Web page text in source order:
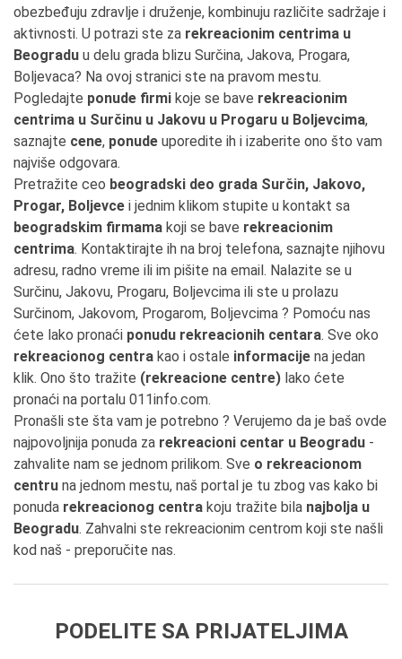
obezbeđuju zdravlje i druženje, kombinuju različite sadržaje i
aktivnosti. U potrazi ste za rekreacionim centrima u
Beogradu u delu grada blizu Surčina, Jakova, Progara,
Boljevaca? Na ovoj stranici ste na pravom mestu.
Pogledajte ponude firmi koje se bave rekreacionim
centrima u Surčinu u Jakovu u Progaru u Boljevcima,
saznajte cene, ponude uporedite ih i izaberite ono što vam
najviše odgovara.
Pretražite ceo beogradski deo grada Surčin, Jakovo,
Progar, Boljevce i jednim klikom stupite u kontakt sa
beogradskim firmama koji se bave rekreacionim
centrima. Kontaktirajte ih na broj telefona, saznajte njihovu
adresu, radno vreme ili im pišite na email. Nalazite se u
Surčinu, Jakovu, Progaru, Boljevcima ili ste u prolazu
Surčinom, Jakovom, Progarom, Boljevcima ? Pomoću nas
ćete lako pronaći ponudu rekreacionih centara. Sve oko
rekreacionog centra kao i ostale informacije na jedan
klik. Ono što tražite (rekreacione centre) lako ćete
pronaći na portalu 011info.com.
Pronašli ste šta vam je potrebno ? Verujemo da je baš ovde
najpovoljnija ponuda za rekreacioni centar u Beogradu -
zahvalite nam se jednom prilikom. Sve o rekreacionom
centru na jednom mestu, naš portal je tu zbog vas kako bi
ponuda rekreacionog centra koju tražite bila najbolja u
Beogradu. Zahvalni ste rekreacionim centrom koji ste našli
kod naš - preporučite nas.
PODELITE SA PRIJATELJIMA